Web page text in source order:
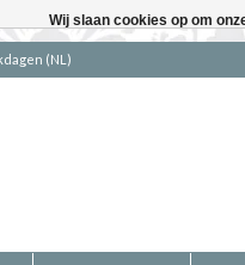
(NL)
Wij slaan cookies op om